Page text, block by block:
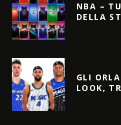
NBA –
DELLA
GLI
LOOK,